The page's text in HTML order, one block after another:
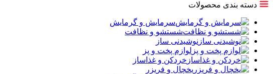
دسته بندی محصولات
سرمایش و گرمایش
شستشو و نظافت
نوشیدنی ساز
لوازم پخت و پز
خردکن و غذاساز
یخچال و فریزر